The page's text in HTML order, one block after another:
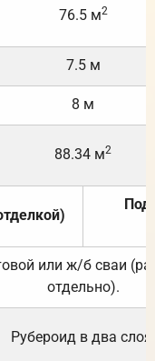
76.5 м2
7.5 м
8 м
88.34 м2
Под
или ж/б сваи
отдельно).
Рубероид в два слоя.